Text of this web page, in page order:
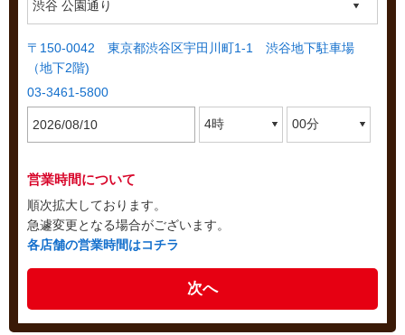
〒150-0042 東京都渋谷区宇田川町1-1 渋谷地下駐車場
（地下2階)
03-3461-5800
営業時間について
順次拡大しております。
急遽変更となる場合がございます。
各店舗の営業時間はコチラ
次へ